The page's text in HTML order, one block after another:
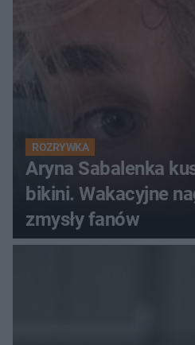
ROZRYWKA
Aryna Sabalenka
bikini. Wakacyjne
zmysły fanów